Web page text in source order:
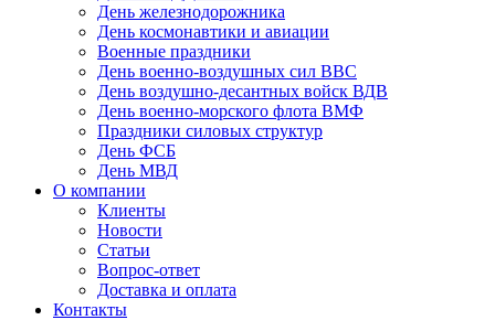
День железнодорожника
День космонавтики и авиации
Военные праздники
День военно-воздушных сил ВВС
День воздушно-десантных войск ВДВ
День военно-морского флота ВМФ
Праздники силовых структур
День ФСБ
День МВД
О компании
Клиенты
Новости
Статьи
Вопрос-ответ
Доставка и оплата
Контакты